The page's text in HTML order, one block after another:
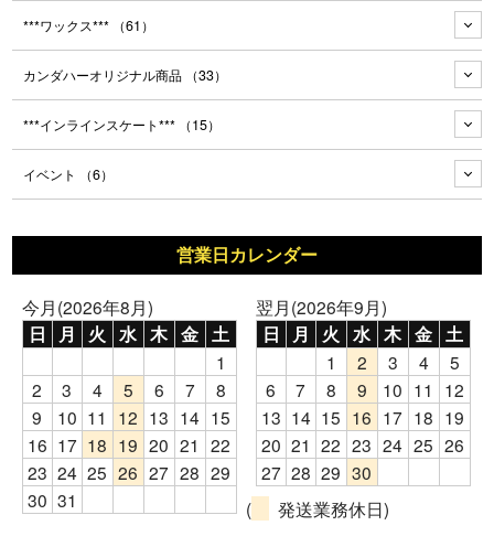
***ワックス*** （61）
カンダハーオリジナル商品 （33）
***インラインスケート*** （15）
イベント （6）
営業日カレンダー
今月(2026年8月)
日 月 火 水 木 金 土
1
2
3 4 5 6 7
8
9
10 11 12 13 14 15
16 17 18 19 20 21 22
23 24 25 26 27 28 29
30 31
翌月(2026年9月)
日 月 火 水 木 金 土
1 2 3 4
5
6
7 8 9 10 11
12
13 14 15 16 17 18 19
20 21 22 23 24 25 26
27 28 29 30
(
発送業務休日)